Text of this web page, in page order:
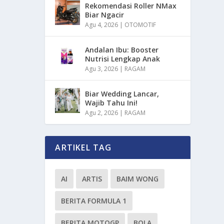
Rekomendasi Roller NMax
Biar Ngacir
Agu 4, 2026 | OTOMOTIF
Andalan Ibu: Booster
Nutrisi Lengkap Anak
Agu 3, 2026 | RAGAM
Biar Wedding Lancar,
Wajib Tahu Ini!
Agu 2, 2026 | RAGAM
ARTIKEL TAG
AI ARTIS BAIM WONG
BERITA FORMULA 1